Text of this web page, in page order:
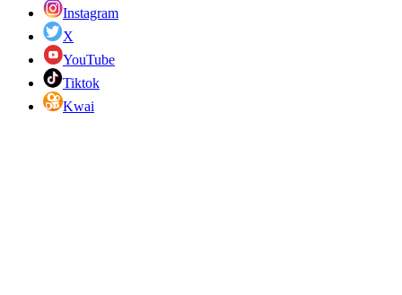
Instagram
X
YouTube
Tiktok
Kwai